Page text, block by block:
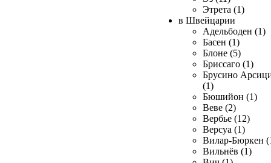
Этрета (1)
в Швейцарии
Адельбоден (1)
Басен (1)
Блоне (5)
Бриссаго (1)
Брусино
(1)
Бюшийон (1)
Веве (2)
Вербье (12)
Версуа (1)
Вилар-Бюркен
Вильнёв (1)